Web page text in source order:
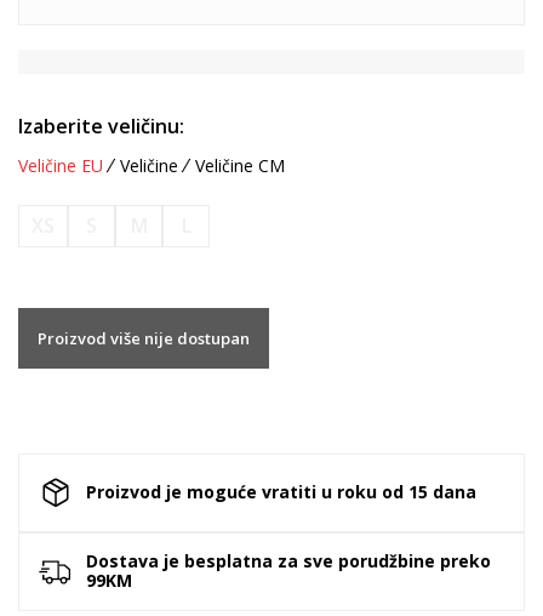
Izaberite veličinu:
Veličine EU Veličine Veličine CM
Proizvod više nije dostupan
Proizvod je moguće vratiti u roku od 15 dana
Dostava je besplatna za sve porudžbine preko
99KM